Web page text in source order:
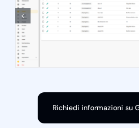
Richiedi informazioni su